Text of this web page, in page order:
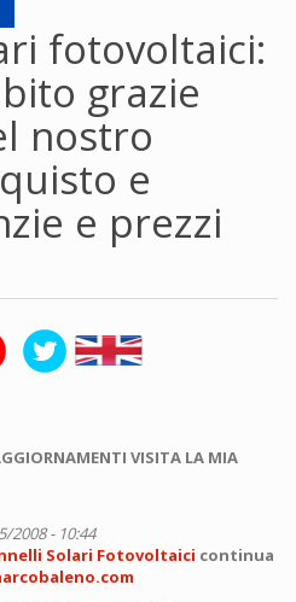
fotovoltaici:
grazie
nostro
e
e prezzi
VISITA LA MIA
2008 - 10:44
Solari Fotovoltaici continua